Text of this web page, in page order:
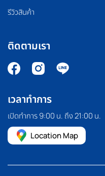
รีวิวสินค้า
ติดตามเรา
เวลาทำการ
เปิดทำการ 9:00 น. ถึง 21:00 น.
Location Map